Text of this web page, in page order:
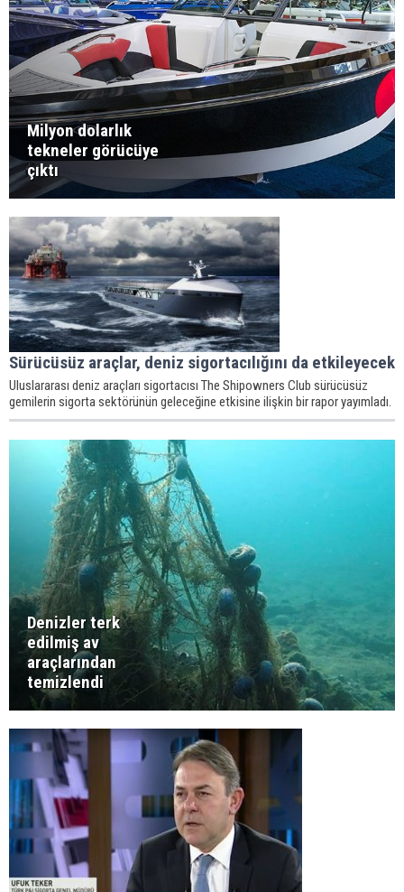
Milyon dolarlık
tekneler görücüye
çıktı
Sürücüsüz araçlar, deniz sigortacılığını da etkileyecek
Uluslararası deniz araçları sigortacısı The Shipowners Club sürücüsüz
gemilerin sigorta sektörünün geleceğine etkisine ilişkin bir rapor yayımladı.
Denizler terk
edilmiş av
araçlarından
temizlendi